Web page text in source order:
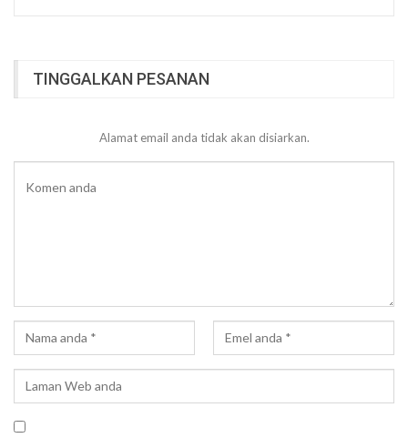
TINGGALKAN PESANAN
Alamat email anda tidak akan disiarkan.